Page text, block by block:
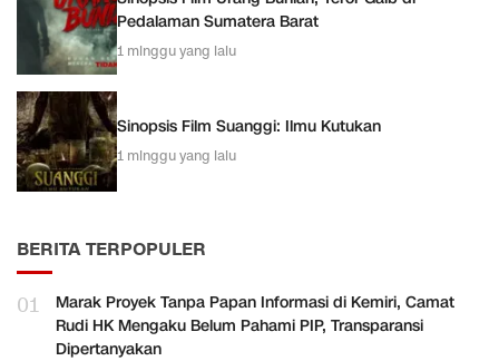
Pedalaman Sumatera Barat
1 minggu yang lalu
Sinopsis Film Suanggi: Ilmu Kutukan
1 minggu yang lalu
BERITA TERPOPULER
01
Marak Proyek Tanpa Papan Informasi di Kemiri, Camat
Rudi HK Mengaku Belum Pahami PIP, Transparansi
Dipertanyakan